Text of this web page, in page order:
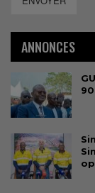
ANNONCES